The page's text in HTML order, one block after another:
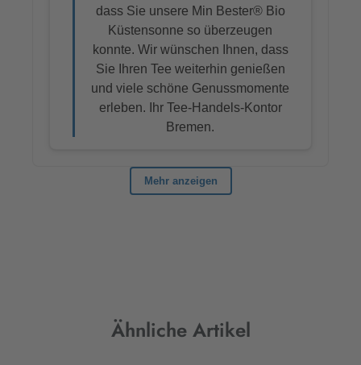
Produktgalerie überspringen
Ähnliche Artikel